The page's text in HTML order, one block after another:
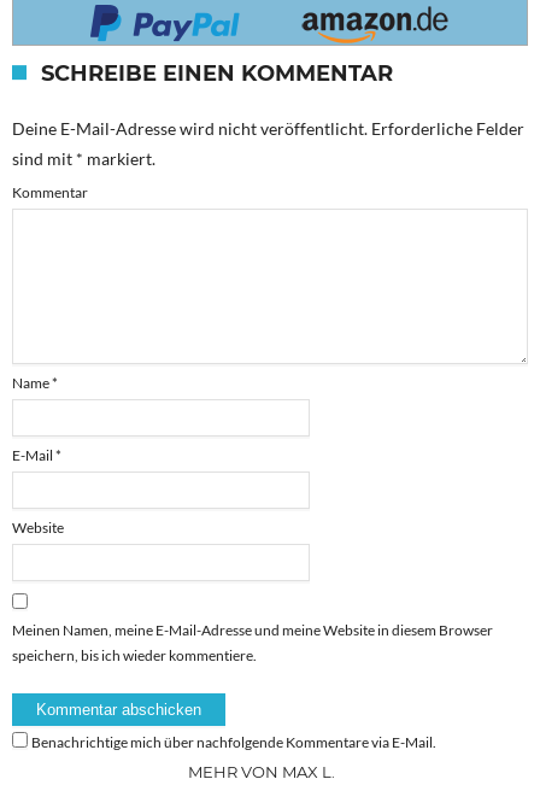
SCHREIBE EINEN KOMMENTAR
Deine E-Mail-Adresse wird nicht veröffentlicht. Erforderliche Felder
sind mit * markiert.
Kommentar
Name*
E-Mail *
Website
Meinen Namen, meine E-Mail-Adresse und meine Website in diesem Browser
speichern, bis ich wieder kommentiere.
Benachrichtige mich über nachfolgende Kommentare via E-Mail.
MEHR VON MAX L.